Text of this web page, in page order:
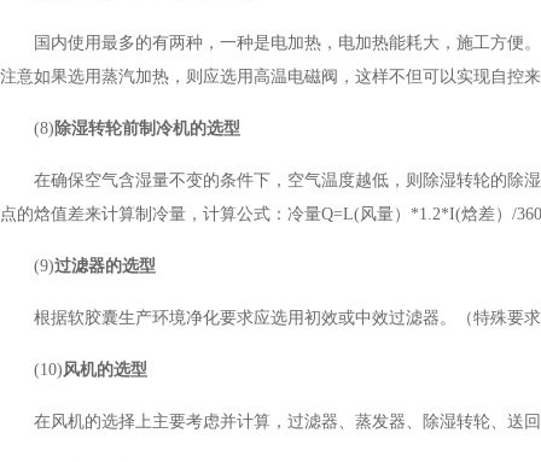
国内使用最多的有两种，一种是电加热，电加热能耗大，施工方
注意如果选用蒸汽加热，则应选用高温电磁阀，这样不但可以实现自
(8) 除湿转轮前制冷机的选型
在确保空气含湿量不变的条件下，空气温度越低，则除湿转轮的除
点的焓值差来计算制冷量，计算公式：冷量Q=L(风量）*1.2*I(焓差）/
(9)过滤器的选型
根据软胶囊生产环境净化要求应选用初效或中效过滤器。（特殊要
(10) 风机的选型
在风机的选择上主要考虑并计算，过滤器、蒸发器、除湿转轮、送回